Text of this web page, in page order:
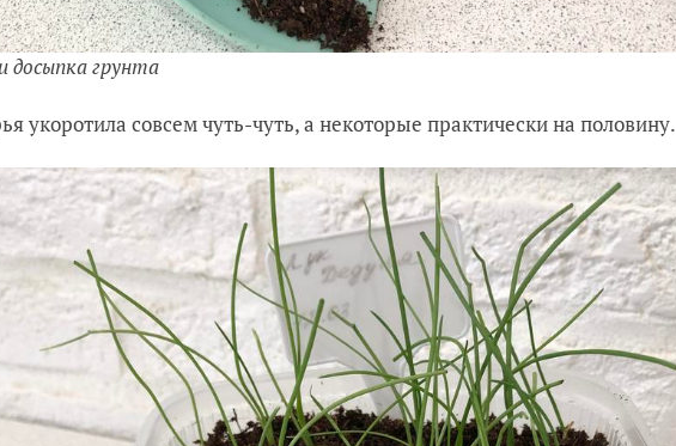
досыпка грунта
укоротила совсем чуть-чуть, а некоторые практически на половину.